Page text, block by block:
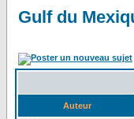
Gulf du
Auteur